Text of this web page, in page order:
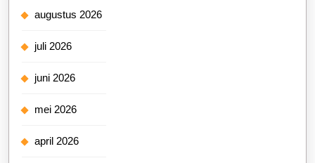
augustus 2026
juli 2026
juni 2026
mei 2026
april 2026